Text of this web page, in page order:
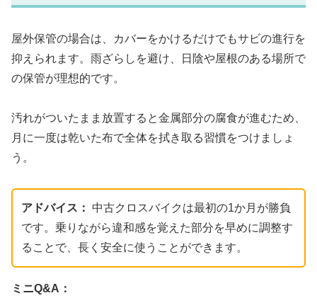
屋外保管の場合は、カバーをかけるだけでもサビの進行を
抑えられます。雨ざらしを避け、日陰や屋根のある場所で
の保管が理想的です。
汚れがついたまま放置すると金属部分の腐食が進むため、
月に一度は乾いた布で全体を拭き取る習慣をつけましょ
う。
アドバイス：
中古クロスバイクは最初の1か月が勝負
です。乗りながら違和感を覚えた部分を早めに調整す
ることで、長く安全に使うことができます。
ミニQ&A：